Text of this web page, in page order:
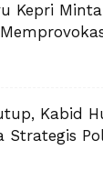
Kepri
Kabid
Strategis